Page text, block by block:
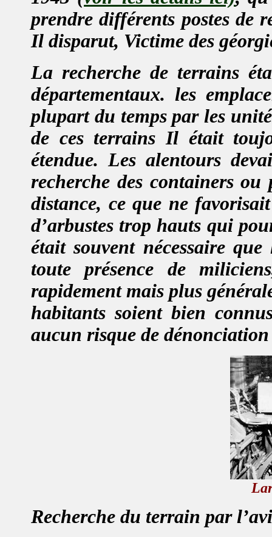
prendre différents postes de
Il disparut, Victime des
La recherche de terrains
départementaux. les
plupart du temps par les
de ces terrains Il était
étendue. Les alentours
recherche des containers ou
distance, ce que ne
d’arbustes trop hauts qui
était souvent nécessaire
toute présence de
rapidement mais plus
habitants soient bien
aucun risque de
Recherche du terrain par